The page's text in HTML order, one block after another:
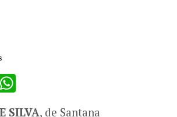
SILVA, de Santana